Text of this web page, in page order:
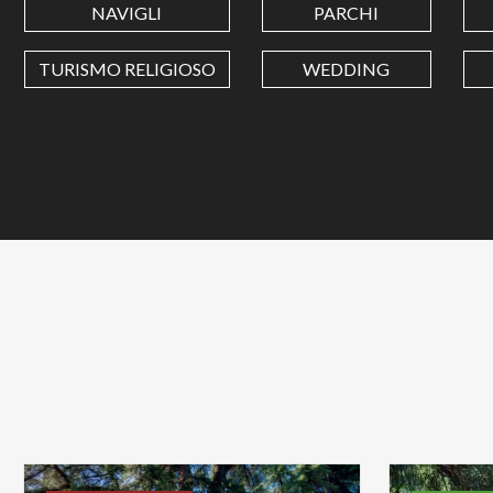
NAVIGLI PARCHI
TURISMO RELIGIOSO WEDDING